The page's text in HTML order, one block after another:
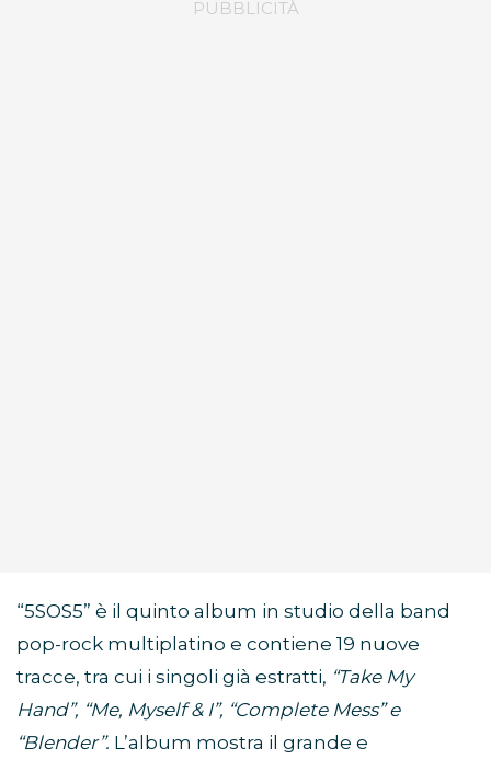
“5SOS5” è il quinto album in studio della band
pop-rock multiplatino e contiene 19 nuove
tracce, tra cui i singoli già estratti, “Take My
Hand”, “Me, Myself & I”, “Complete Mess” e
“Blender”. L’album mostra il grande e